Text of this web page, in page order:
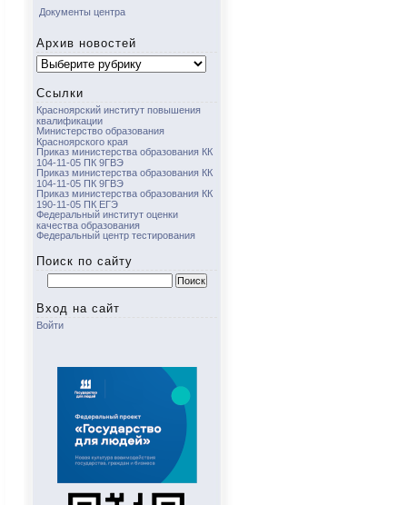
Документы центра
Архив новостей
Архив
новостей
Ссылки
Красноярский институт повышения
квалификации
Министерство образования
Красноярского края
Приказ министерства образования КК
104-11-05 ПК 9ГВЭ
Приказ министерства образования КК
104-11-05 ПК 9ГВЭ
Приказ министерства образования КК
190-11-05 ПК ЕГЭ
Федеральный институт оценки
качества образования
Федеральный центр тестирования
Поиск по сайту
Найти:
Вход на сайт
Войти